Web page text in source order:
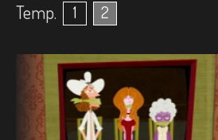
Temp. 1 2